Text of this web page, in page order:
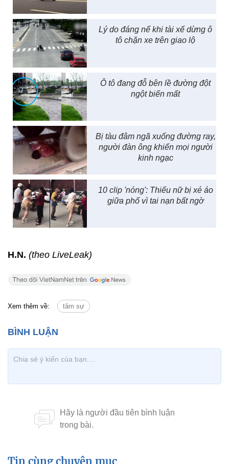
Lý do đáng nể khi tài xế dừng ô
tô chặn xe trên giao lộ
Ô tô đang đỗ bên lề đường đột
ngột biến mất
Bị tàu đâm ngã xuống đường ray,
người đàn ông khiến mọi người
kinh ngạc
10 clip 'nóng': Thiếu nữ bị xé áo
giữa phố vì tai nạn bất ngờ
H.N. (theo LiveLeak)
Xem thêm về: tâm sự
Tin cùng chuyên mục